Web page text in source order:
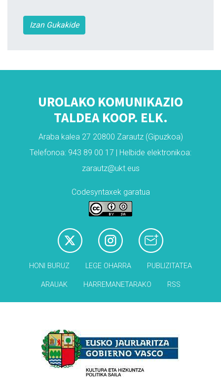
Izan Gukakide
UROLAKO KOMUNIKAZIO
TALDEA KOOP. ELK.
Araba kalea 27 20800 Zarautz (Gipuzkoa)
Telefonoa: 943 89 00 17 | Helbide elektronikoa:
zarautz@ukt.eus
Codesyntaxek garatua
HONI BURUZ LEGE OHARRA PUBLIZITATEA
ARAUAK HARREMANETARAKO RSS